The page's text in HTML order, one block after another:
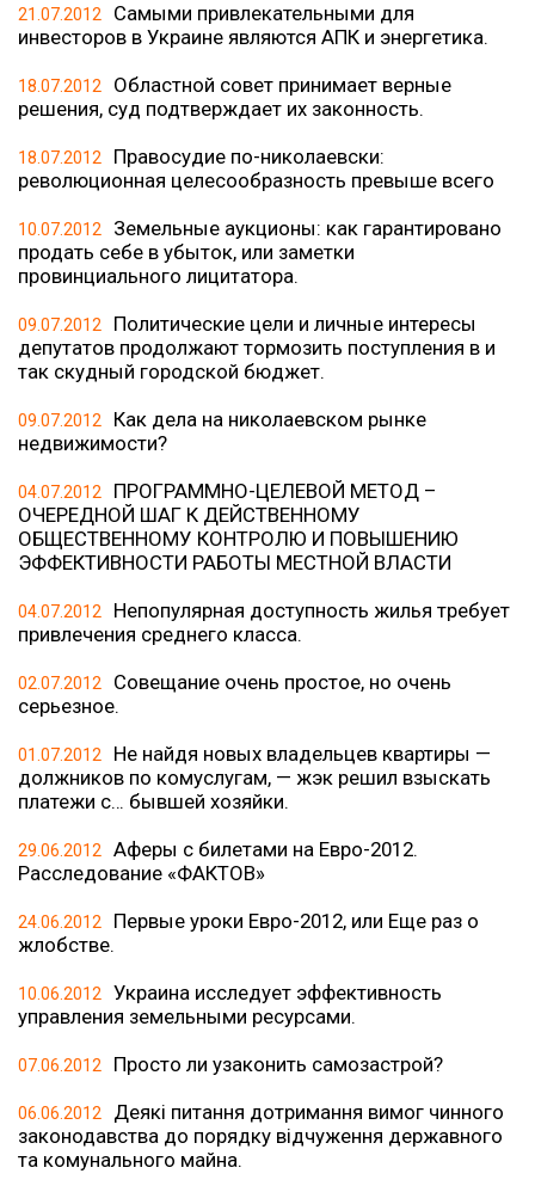
21.07.2012
Самыми привлекательными для
инвесторов в Украине являются АПК и энергетика.
18.07.2012
Областной совет принимает верные
решения, суд подтверждает их законность.
18.07.2012
Правосудие по-николаевски:
революционная целесообразность превыше всего
10.07.2012
Земельные аукционы: как гарантировано
продать себе в убыток, или заметки
провинциального лицитатора.
09.07.2012
Политические цели и личные интересы
депутатов продолжают тормозить поступления в и
так скудный городской бюджет.
09.07.2012
Как дела на николаевском рынке
недвижимости?
04.07.2012
ПРОГРАММНО-ЦЕЛЕВОЙ МЕТОД –
ОЧЕРЕДНОЙ ШАГ К ДЕЙСТВЕННОМУ
ОБЩЕСТВЕННОМУ КОНТРОЛЮ И ПОВЫШЕНИЮ
ЭФФЕКТИВНОСТИ РАБОТЫ МЕСТНОЙ ВЛАСТИ
04.07.2012
Непопулярная доступность жилья требует
привлечения среднего класса.
02.07.2012
Совещание очень простое, но очень
серьезное.
01.07.2012
Не найдя новых владельцев квартиры —
должников по комуслугам, — жэк решил взыскать
платежи с… бывшей хозяйки.
29.06.2012
Аферы с билетами на Евро-2012.
Расследование «ФАКТОВ»
24.06.2012
Первые уроки Евро-2012, или Еще раз о
жлобстве.
10.06.2012
Украина исследует эффективность
управления земельными ресурсами.
07.06.2012 Просто ли узаконить самозастрой?
06.06.2012
Деякі питання дотримання вимог чинного
законодавства до порядку відчуження державного
та комунального майна.